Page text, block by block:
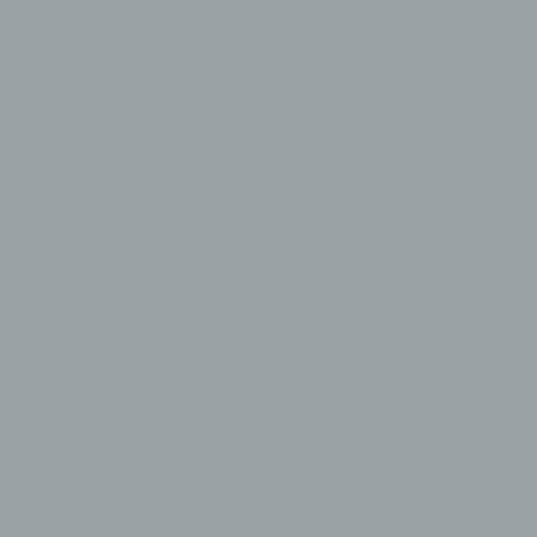
persönliche Aspekte, die sich auf eine natürliche Person
zu bewerten, insbesondere, um Aspekte bezüglich